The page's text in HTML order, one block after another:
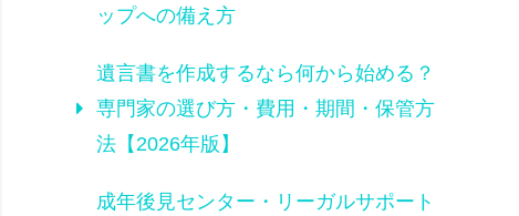
ップへの備え方
遺言書を作成するなら何から始める？
専門家の選び方・費用・期間・保管方
法【2026年版】
成年後見センター・リーガルサポート